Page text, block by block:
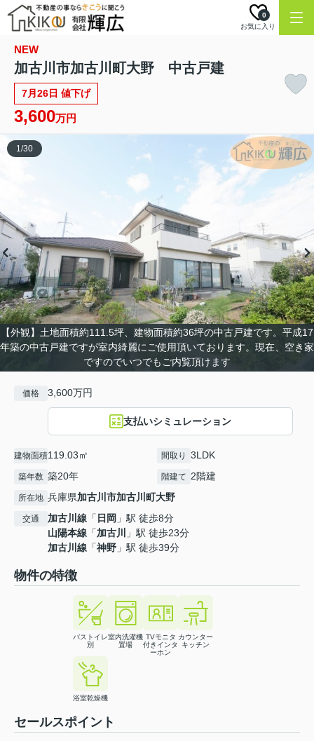
お気に入り
0
NEW
加古川市加古川町大野 中古戸建
7月26日 値下げ
3,600万円
【外観】土地面積約111.5坪、建物面積約36坪の中古戸建です。平成17
年築の中古戸建ですが室内綺麗にご使用頂いております。現在、空き家
ですのでいつでもご内覧頂けます
1/30
価格 3,600万円
支払いシミュレーション
建物面積119.03㎡ 間取り 3LDK
築年数 築20年 階建て 2階建
所在地 兵庫県加古川市加古川町大野
交通 加古川線 「 日岡 」駅 徒歩8分
山陽本線 「加古川
」駅 徒歩23分
加古川線 「神野 」駅 徒歩39分
物件の特徴
バストイレ
別
室内洗濯機
置場
TVモニタ
付きインタ
ーホン
カウンター
キッチン
浴室乾燥機
セールスポイント